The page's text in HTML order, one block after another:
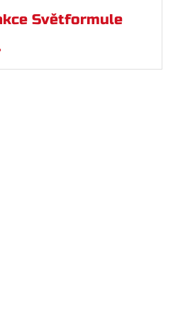
Světformule